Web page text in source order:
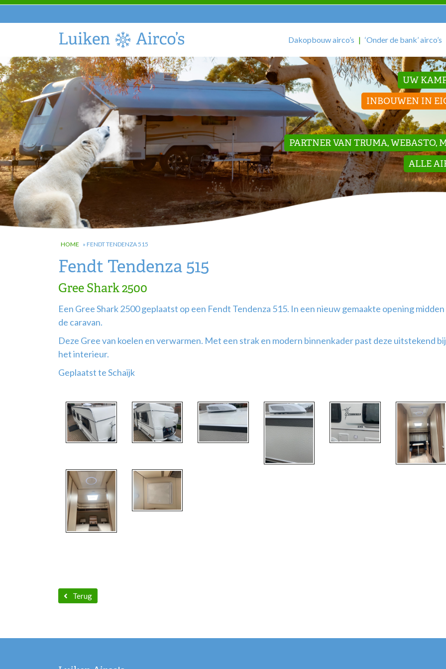
Dakopbouw airco’s ‘Onder de bank’ airco’s
UW
INBOUWEN IN
PARTNER VAN TRUMA, WEBASTO,
ALLE
HOME » FENDT TENDENZA 515
Fendt Tendenza 515
Gree Shark 2500
Een Gree Shark 2500 geplaatst op een Fendt Tendenza 515. In een nieuw gemaakte opening midden
de caravan.
Deze Gree van koelen en verwarmen. Met een strak en modern binnenkader past deze uitstekend bij
het interieur.
Geplaatst te Schaijk
Terug